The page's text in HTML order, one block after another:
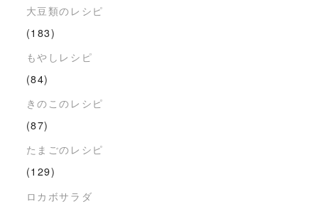
大豆類のレシピ
(183)
もやしレシピ
(84)
きのこのレシピ
(87)
たまごのレシピ
(129)
ロカボサラダ